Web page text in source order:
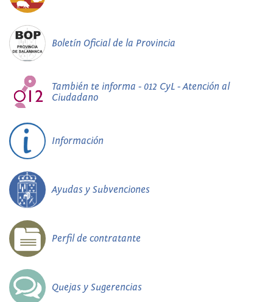
Boletín Oficial de la Provincia
También te informa - 012 CyL - Atención al
Ciudadano
Información
Ayudas y Subvenciones
Perfil de contratante
Quejas y Sugerencias